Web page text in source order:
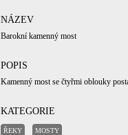
NÁZEV
Barokní kamenný most
POPIS
Kamenný most se čtyřmi oblouky
KATEGORIE
ŘEKY MOSTY